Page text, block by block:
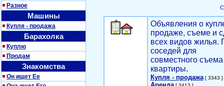
Разное
Машины
Купля - продажа
Барахолка
Куплю
Продам
Знакомства
Он ищет Ее
Объявления о
продаже, съеме и
всех видов жилья.
соседей для
совместного съема
квартиры.
Купля - продажа[ 3343 ]